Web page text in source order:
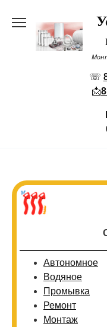
содержанию
☏
📩
Автономное
Водяное
Промывка
Ремонт
Монтаж